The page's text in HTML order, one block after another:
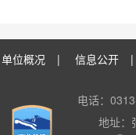
单位概况 | 信息公开 |
电话：
地址：